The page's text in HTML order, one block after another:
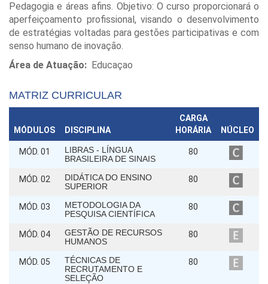
Pedagogia e áreas afins. Objetivo: O curso proporcionará o
aperfeiçoamento profissional, visando o desenvolvimento
de estratégias voltadas para gestões participativas e com
senso humano de inovação.
Área de Atuação: Educaçao
MATRIZ CURRICULAR
MÓDULOS DISCIPLINA
CARGA
HORÁRIA
NÚCLEO
MÓD. 01
LIBRAS - LÍNGUA
BRASILEIRA DE SINAIS
80
MÓD. 02
DIDÁTICA DO ENSINO
SUPERIOR
80
MÓD. 03
METODOLOGIA DA
PESQUISA CIENTÍFICA
80
MÓD. 04
GESTÃO DE RECURSOS
HUMANOS
80
MÓD. 05
TÉCNICAS DE
RECRUTAMENTO E
SELEÇÃO
80